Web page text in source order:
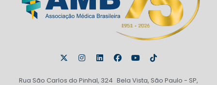
Rua São Carlos do Pinhal, 324 Bela Vista, São Paulo - SP,